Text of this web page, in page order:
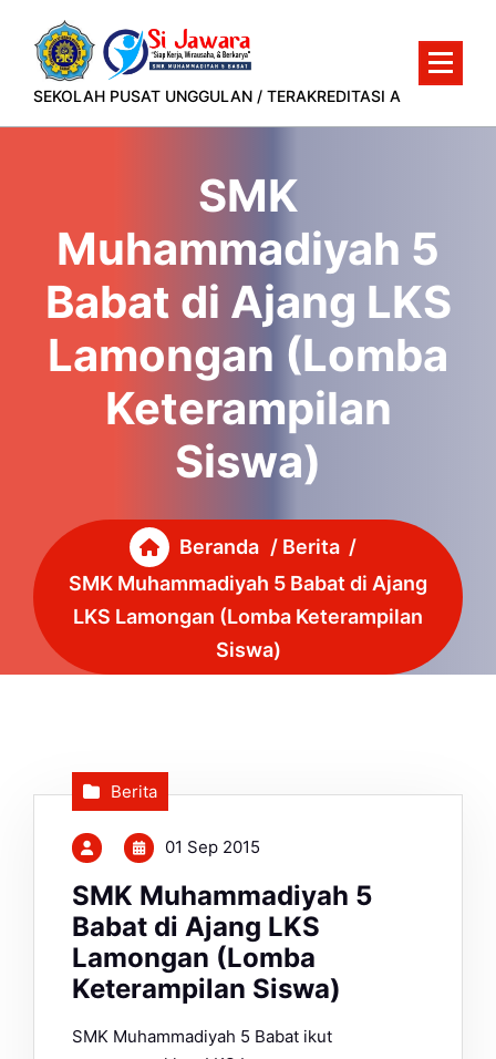
konten
SEKOLAH PUSAT UNGGULAN / TERAKREDITASI A
SMK
Muhammadiyah 5
Babat di Ajang LKS
Lamongan (Lomba
Keterampilan
Siswa)
Beranda / Berita/
SMK Muhammadiyah 5 Babat di Ajang
LKS Lamongan (Lomba Keterampilan
Siswa)
Berita
01 Sep 2015
SMK Muhammadiyah 5
Babat di Ajang LKS
Lamongan (Lomba
Keterampilan Siswa)
SMK Muhammadiyah 5 Babat ikut